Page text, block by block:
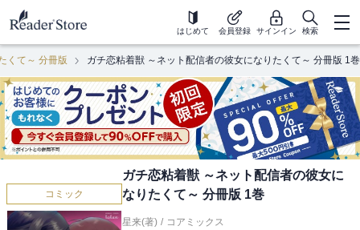
はじめて 会員登録 サインイン 検索
くて～ 分冊版 ガチ恋粘着獣 ～ネット配信者の彼女になりたくて～ 分冊版 1巻
コミック
ガチ恋粘着獣 ～ネット配信者の彼女に
なりたくて～ 分冊版 1巻
星来(著) / コアミックス